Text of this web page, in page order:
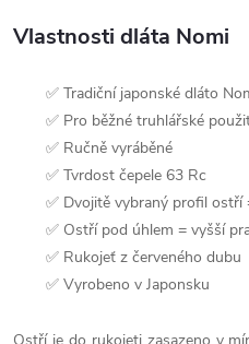
Vlastnosti dláta Nomi
✅ Tradiční japonské dláto
✅ Pro běžné truhlářské
✅ Ručně vyráběné
✅ Tvrdost čepele 63 Rc
✅ Dvojitě vybraný profil ostří
✅ Ostří pod úhlem = vyšší
✅ Rukojeť z červeného dubu
✅ Vyrobeno v Japonsku